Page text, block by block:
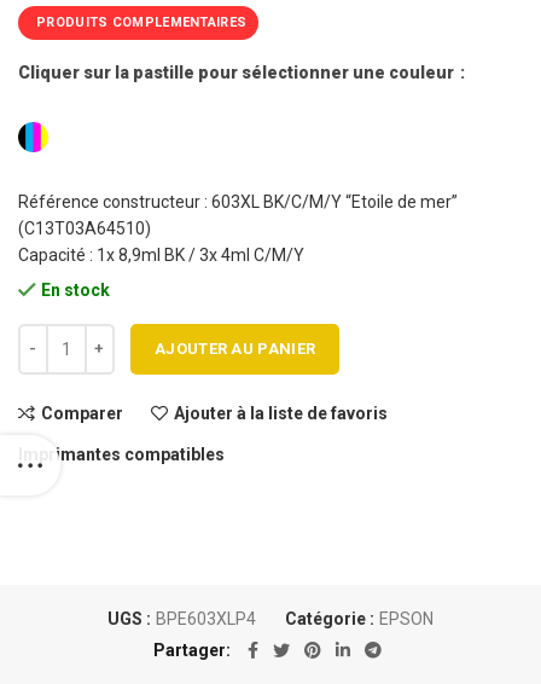
PRODUITS COMPLEMENTAIRES
Cliquer sur la pastille pour sélectionner une couleur
Référence constructeur : 603XL BK/C/M/Y “Etoile de mer”
(C13T03A64510)
Capacité : 1x 8,9ml BK / 3x 4ml C/M/Y
En stock
AJOUTER AU PANIER
Comparer Ajouter à la liste de favoris
Imprimantes compatibles
UGS : BPE603XLP4 Catégorie : EPSON
Partager